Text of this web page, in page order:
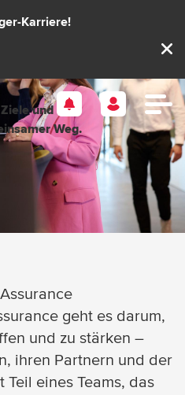
Karriere!
Ziele und
Weg.
geht es darum,
und zu stärken –
ihren Partnern und der
Teil eines Teams, das